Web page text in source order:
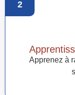
2
Apprenez à